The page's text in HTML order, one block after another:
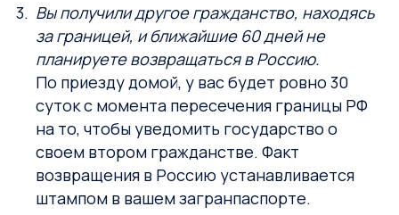
Вы получили другое гражданство, находясь
за границей, и ближайшие 60 дней не
планируете возвращаться в Россию.
По приезду домой, у вас будет ровно 30
суток с момента пересечения границы РФ
на то, чтобы уведомить государство о
своем втором гражданстве. Факт
возвращения в Россию устанавливается
штампом в вашем загранпаспорте.